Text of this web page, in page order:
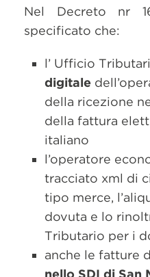
Nel Decreto nr
specificato che:
l’ Ufficio
digitale
della ricezione
della fattura
italiano
l’operatore
tracciato xml di
tipo merce,
dovuta e lo
Tributario per i
anche le fatture
nello SDI di San